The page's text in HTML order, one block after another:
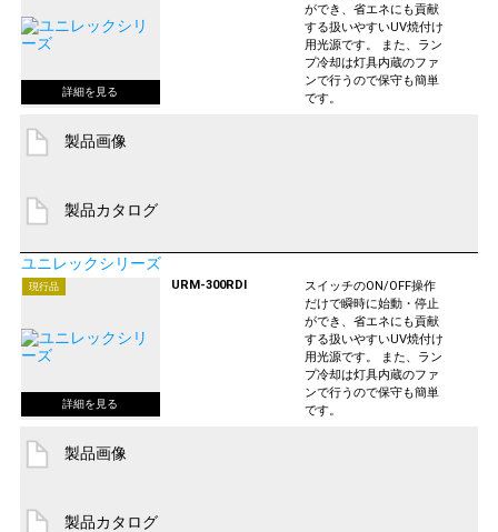
ができ、省エネにも貢献
する扱いやすいUV焼付け
用光源です。 また、ラン
プ冷却は灯具内蔵のファ
ンで行うので保守も簡単
です。
製品画像
製品カタログ
ユニレックシリーズ
現行品 URM-300RDI
スイッチのON/OFF操作
だけで瞬時に始動・停止
ができ、省エネにも貢献
する扱いやすいUV焼付け
用光源です。 また、ラン
プ冷却は灯具内蔵のファ
ンで行うので保守も簡単
です。
製品画像
製品カタログ